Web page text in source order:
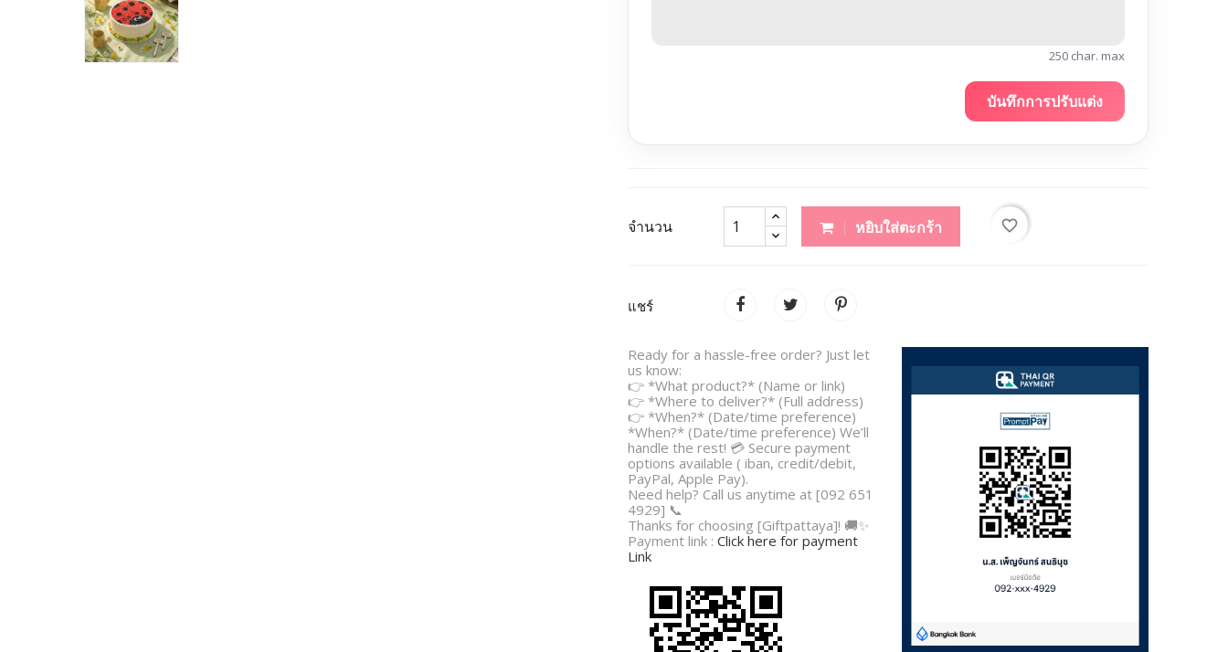
250 char. max
บันทึกการปรับแต่ง
จำนวน หยิบใส่ตะกร้า favorite_border
แชร์
Ready for a hassle-free order? Just let
us know:
👉 *What product?* (Name or link)
👉 *Where to deliver?* (Full address)
👉 *When?* (Date/time preference)
*When?* (Date/time preference) We’ll
handle the rest! 💳 Secure payment
options available ( iban, credit/debit,
PayPal, Apple Pay).
Need help? Call us anytime at [092 651
4929] 📞
Thanks for choosing [Giftpattaya]! 🚚✨
Payment link : Click here for payment
Link